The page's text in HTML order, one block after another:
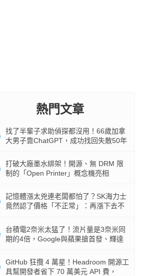
熱門文章
找了半輩子求助偵探都沒用！66歲加拿
大男子靠ChatGPT，成功找回失散50年
打破大廠墨水綁架！開源、無 DRM 限
制的「Open Printer」概念機亮相
記憶體漲太兇連老闆都怕了？SK海力士
竟然認了價格「不正常」：再漲下去不
台積電2奈米太猛了！流片量是3奈米同
期的4倍，Google與蘋果搶首發、輝達
GitHub 狂攬 4 萬星！Headroom 開源工
具幫開發者省下 70 萬美元 API 費，